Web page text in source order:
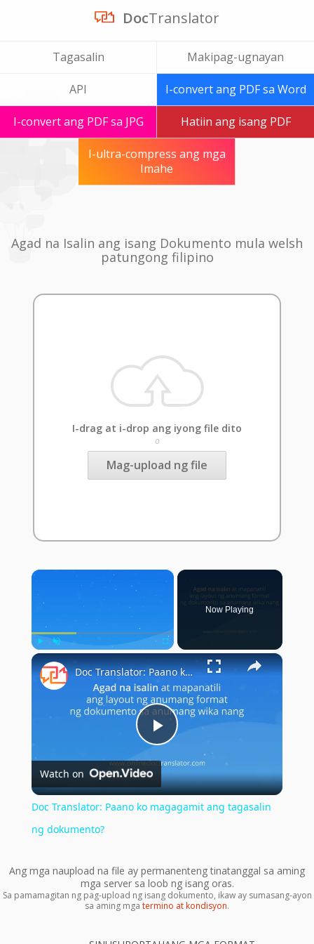
DocTranslator
Tagasalin Makipag-ugnayan
API I-convert ang PDF sa Word
I-convert ang PDF sa JPG Hatiin ang isang PDF
I-ultra-compress ang mga
Imahe
Agad na Isalin ang isang Dokumento mula welsh
patungong filipino
I-drag at i-drop ang iyong file dito
o
Mag-upload ng file
×
Play Unmute Fullscreen
Now Playing
×
Play
Video
Doc Translator: Paano ko magagamit ang tagasalin ng dokumento?
Watch on
Doc Translator: Paano ko magagamit ang tagasalin
ng dokumento?
Ang mga naupload na file ay permanenteng tinatanggal sa aming
mga server sa loob ng isang oras.
Sa pamamagitan ng pag-upload ng isang dokumento, ikaw ay sumasang-ayon
sa aming mga termino at kondisyon.